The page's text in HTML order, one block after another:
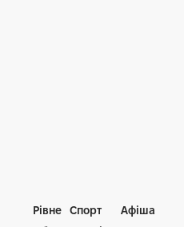
Рівне
Спорт
Афіша